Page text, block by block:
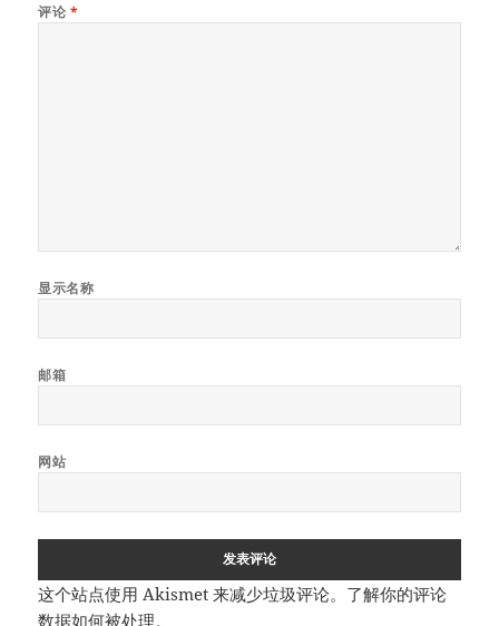
评论 *
显示名称
邮箱
网站
这个站点使用 Akismet 来减少垃圾评论。 了解你的评论
数据如何被处理。